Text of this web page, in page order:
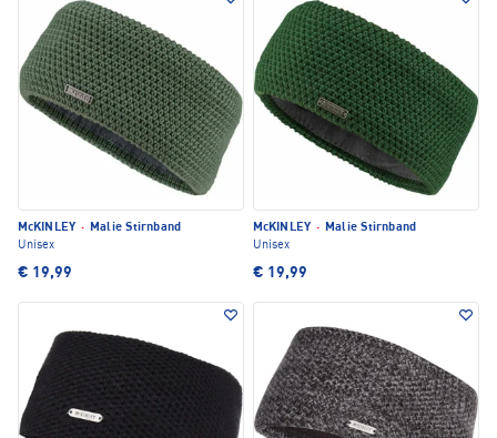
McKINLEY · Malie Stirnband
Unisex
€ 19,99
McKINLEY · Malie Stirnband
Unisex
€ 19,99